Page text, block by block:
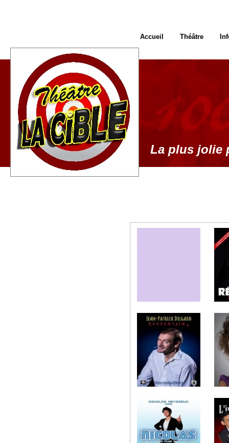
La plus jolie
Accueil Théâtre